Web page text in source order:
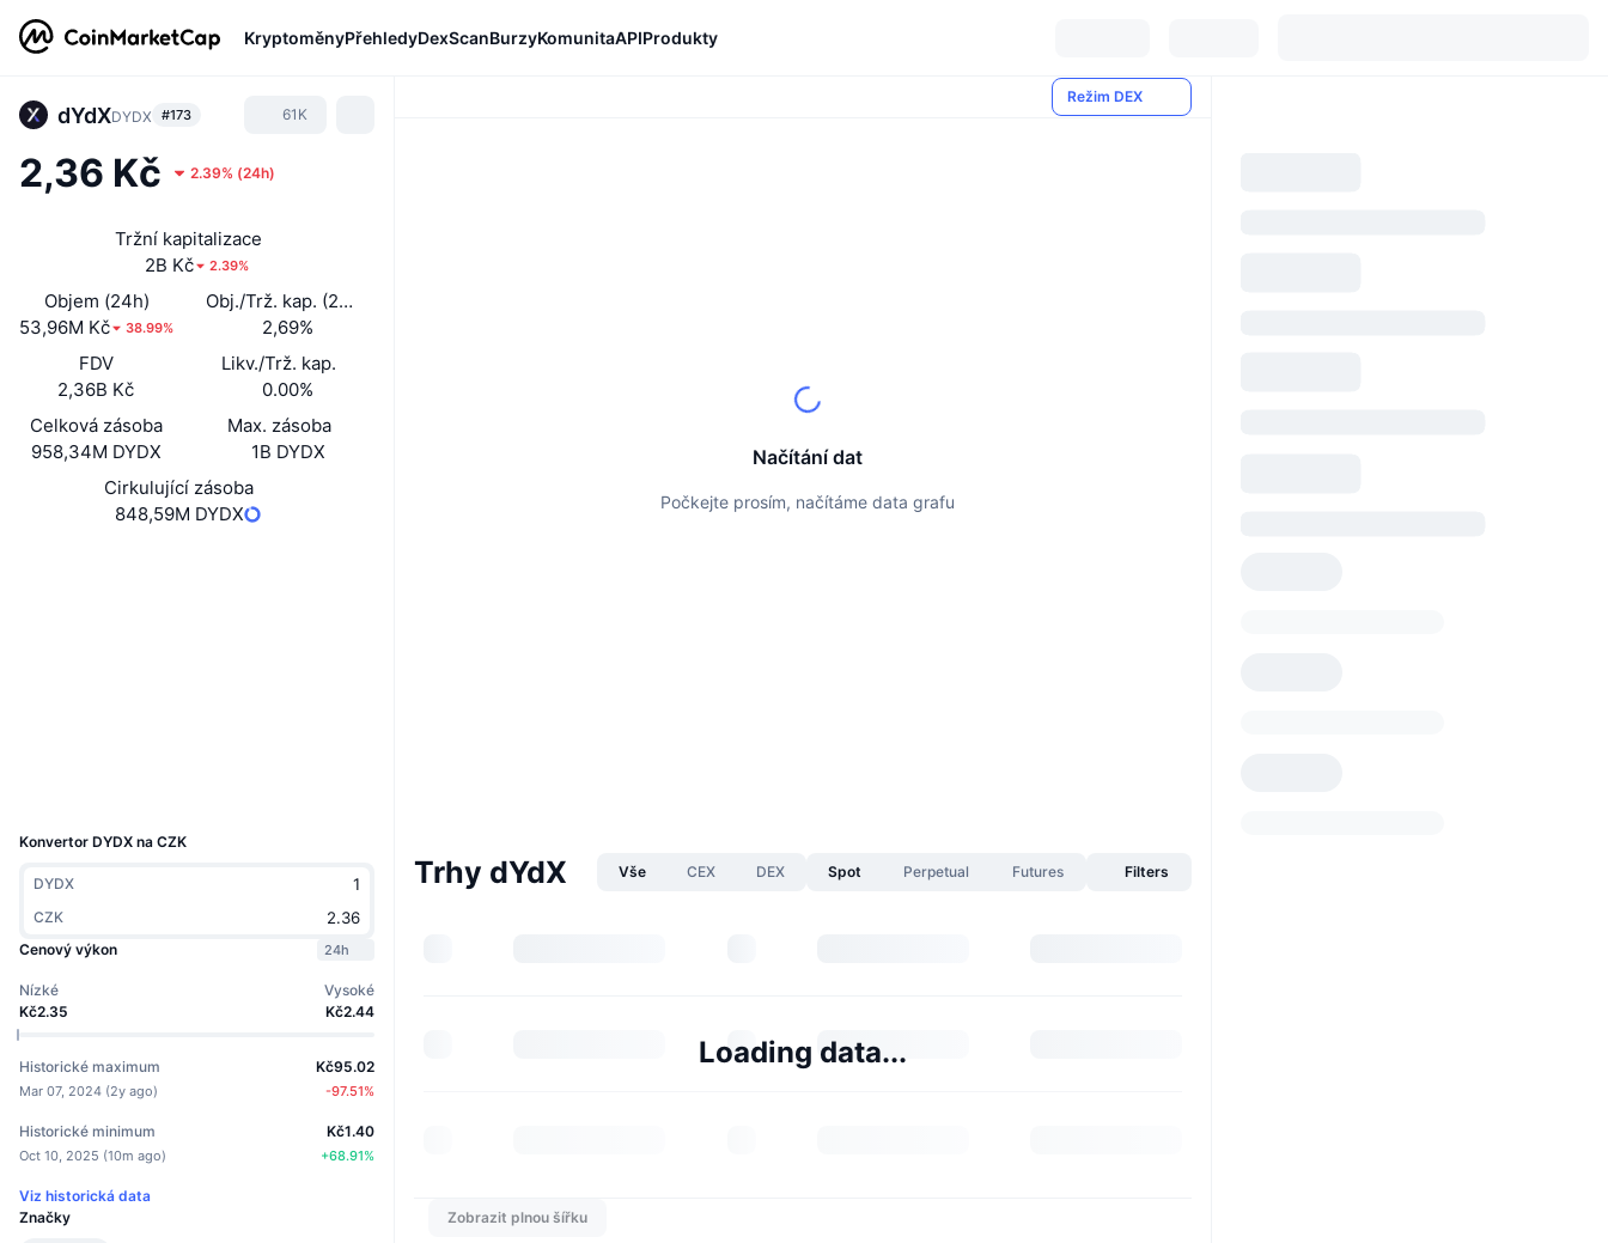
KryptoměnyPřehledyDexScanBurzyKomunitaAPIProdukty
dYdXDYDX #173 61K
2,36 Kč 2.39% (24h)
Tržní kapitalizace
2B Kč
2.39%
Objem (24h)
53,96M Kč
38.99%
Obj./Trž. kap. (24 h)
2,69%
FDV
2,36B Kč
Likv./Trž. kap.
0.00%
Celková zásoba
958,34M DYDX
Max. zásoba
1B DYDX
Cirkulující zásoba
848,59M DYDX
Konvertor DYDX na CZK
DYDX
CZK
Cenový výkon
24h
Nízké
Kč2.35
Vysoké
Kč2.44
Historické maximum
Mar 07, 2024 (2y ago)
Kč95.02
-97.51%
Historické minimum
Oct 10, 2025 (10m ago)
Kč1.40
+68.91%
Viz historická data
Značky
Režim DEX
Načítání dat
Počkejte prosím, načítáme data grafu
Trhy dYdX Vše CEX DEX Spot Perpetual Futures Filters
Loading data...
Zobrazit plnou šířku